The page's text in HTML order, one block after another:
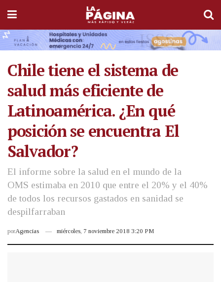
Chile tiene el sistema de
salud más eficiente de
Latinoamérica. ¿En qué
posición se encuentra El
Salvador?
El informe sobre la salud en el mundo de la
OMS estimaba en 2010 que entre el 20% y el 40%
de todos los recursos gastados en sanidad se
despilfarraban
porAgencias miércoles, 7 noviembre 2018 3:20 PM